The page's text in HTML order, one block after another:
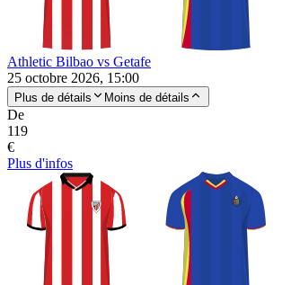
Athletic Bilbao vs Getafe
25 octobre 2026, 15:00
Plus de détails Moins de détails
De
119
€
Plus d'infos